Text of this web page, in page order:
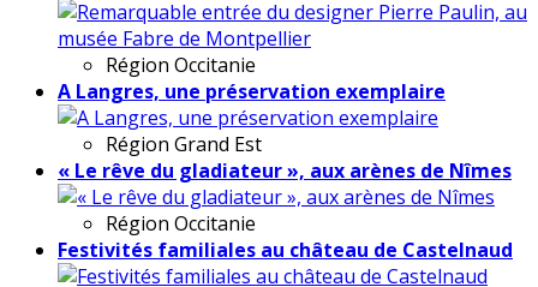
Région Occitanie
A Langres, une préservation exemplaire
Région Grand Est
« Le rêve du gladiateur », aux arènes de Nîmes
Région Occitanie
Festivités familiales au château de Castelnaud